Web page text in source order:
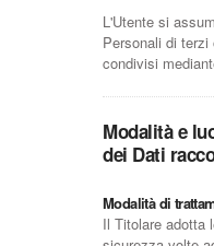
L'Utente si
Personali di
condivisi
Modalità e
dei Dati
Modalità di
Il Titolare adotta